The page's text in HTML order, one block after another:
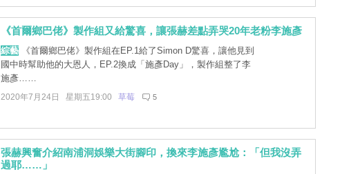
《首爾鄉巴佬》製作組又給驚喜，讓張赫差點弄哭20年老粉李施彥
綜藝《首爾鄉巴佬》製作組在EP.1給了Simon D驚喜，讓他見到
國中時幫助他的大恩人，EP.2換成「施彥Day」，製作組整了李
施彥……
2020年7月24日 星期五19:00 草莓 5
張赫興奮介紹南浦洞娛樂大街腳印，換來李施彥尷尬：「但我沒弄
過耶……」